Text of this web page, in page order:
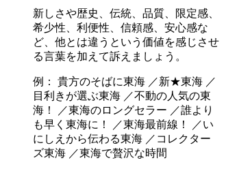
新しさや歴史、伝統、品質、限定感、
希少性、利便性、信頼感、安心感な
ど、他とは違うという価値を感じさせ
る言葉を加えて訴えましょう。
例： 貴方のそばに東海 ／新★東海 ／
目利きが選ぶ東海 ／不動の人気の東
海！ ／東海のロングセラー ／誰より
も早く東海に！ ／東海最前線！ ／い
にしえから伝わる東海 ／コレクター
ズ東海 ／東海で贅沢な時間